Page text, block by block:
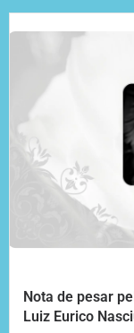
Nota de pesar
Luiz Eurico